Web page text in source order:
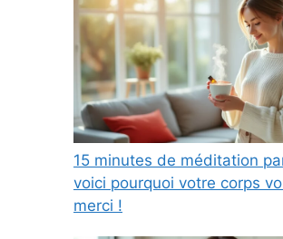
15 minutes de méditation
voici pourquoi votre corps
merci !